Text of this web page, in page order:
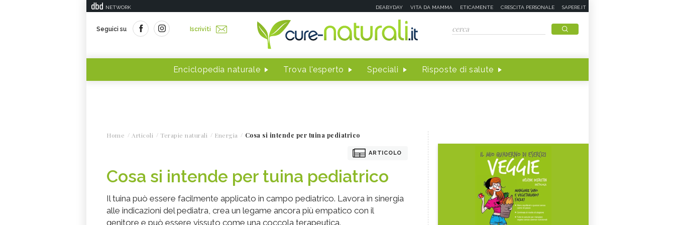
NETWORK DEABYDAY VITA DA MAMMA ETICAMENTE CRESCITA PERSONALE SAPERE.IT
Seguici su Iscriviti
Enciclopedia naturale Trova l'esperto Speciali Risposte di salute
Home Articoli Terapie naturali Energia Cosa si intende per tuina pediatrico
ARTICOLO
Cosa si intende per tuina pediatrico
Il tuina può essere facilmente applicato in campo pediatrico. Lavora in sinergia
alle indicazioni del pediatra, crea un legame ancora più empatico con il
genitore e può essere vissuto come una coccola terapeutica.